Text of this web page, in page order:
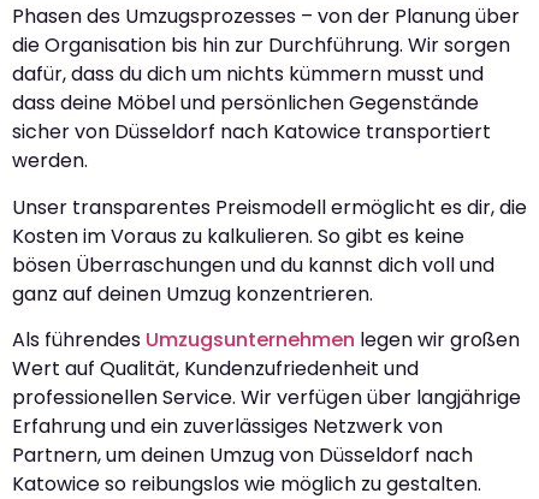
Phasen des Umzugsprozesses – von der Planung über
die Organisation bis hin zur Durchführung. Wir sorgen
dafür, dass du dich um nichts kümmern musst und
dass deine Möbel und persönlichen Gegenstände
sicher von Düsseldorf nach Katowice transportiert
werden.
Unser transparentes Preismodell ermöglicht es dir, die
Kosten im Voraus zu kalkulieren. So gibt es keine
bösen Überraschungen und du kannst dich voll und
ganz auf deinen Umzug konzentrieren.
Als führendes Umzugsunternehmen legen wir großen
Wert auf Qualität, Kundenzufriedenheit und
professionellen Service. Wir verfügen über langjährige
Erfahrung und ein zuverlässiges Netzwerk von
Partnern, um deinen Umzug von Düsseldorf nach
Katowice so reibungslos wie möglich zu gestalten.